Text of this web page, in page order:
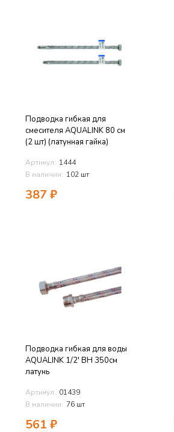
Подводка гибкая для
смесителя AQUALINK 80 см
(2 шт) (латунная гайка)
Артикул: 1444
В наличии: 102 шт
387 ₽
Подводка гибкая для воды
AQUALINK 1/2' ВН 350см
латунь
Артикул: 01439
В наличии: 76 шт
561 ₽